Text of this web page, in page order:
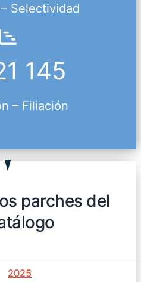
Selectividad
145
– Filiación
parches del
2025